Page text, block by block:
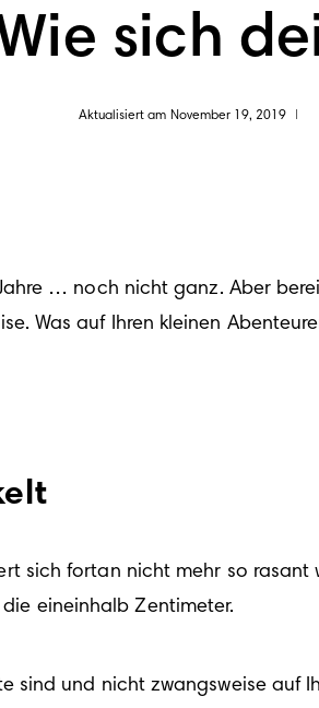
sich
Aktualisiert am November 19, 2019
… noch nicht ganz. Aber
Was auf Ihren kleinen
sich fortan nicht mehr so
eineinhalb Zentimeter.
sind und nicht zwangsweise auf